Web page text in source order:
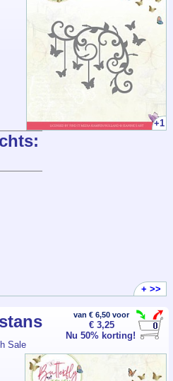
+1
+ >>
van € 6,50 voor
€ 3,25
Nu 50% korting!
Sale